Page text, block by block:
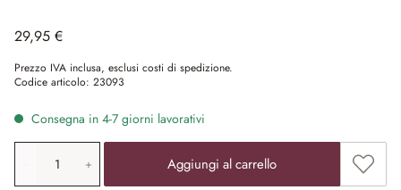
29,95 €
Prezzo IVA inclusa, esclusi costi di spedizione.
Codice articolo: 23093
Consegna in 4-7 giorni lavorativi
Quantità prodotto: inserisci il valore desiderato o
Aggiungi al carrello